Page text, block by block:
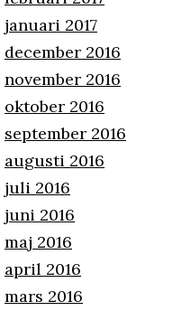
januari 2017
december 2016
november 2016
oktober 2016
september 2016
augusti 2016
juli 2016
juni 2016
maj 2016
april 2016
mars 2016